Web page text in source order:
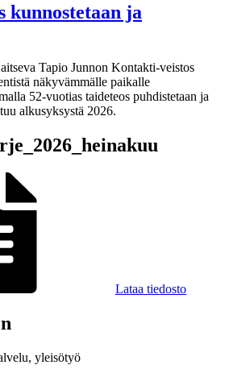
kunnostetaan ja
Tapio Junnon Kontakti-veistos
näkyvämmälle paikalle
52-vuotias taideteos puhdistetaan ja
alkusyksystä 2026.
Lataa tiedosto
yleisötyö